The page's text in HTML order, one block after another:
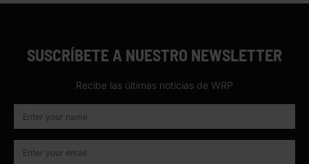
SUSCRÍBETE A NUESTRO NEWSLETTER
Recibe las últimas noticias de WRP